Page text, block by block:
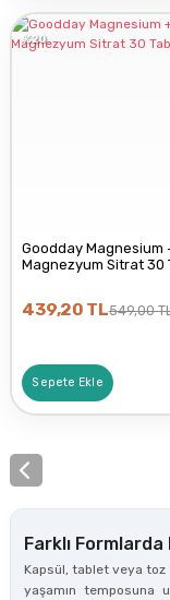
%20
Goodday Magnesium
Magnezyum Sitrat 30
439,20 TL549,00
Sepete Ekle
Farklı
Kapsül, tablet veya
yaşamın temposuna